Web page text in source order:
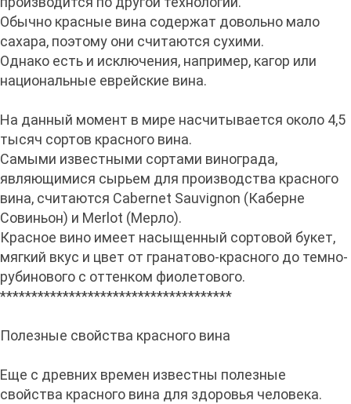
Обычно красные вина содержат довольно мало
сахара, поэтому они считаются сухими.
Однако есть и исключения, например, кагор или
национальные еврейские вина.
На данный момент в мире насчитывается около 4,5
тысяч сортов красного вина.
Самыми известными сортами винограда,
являющимися сырьем для производства красного
вина, считаются Cabernet Sauvignon (Каберне
Совиньон) и Merlot (Мерло).
Красное вино имеет насыщенный сортовой букет,
мягкий вкус и цвет от гранатово-красного до темно-
рубинового с оттенком фиолетового.
*************************************
Полезные свойства красного вина
Еще с древних времен известны полезные
свойства красного вина для здоровья человека.